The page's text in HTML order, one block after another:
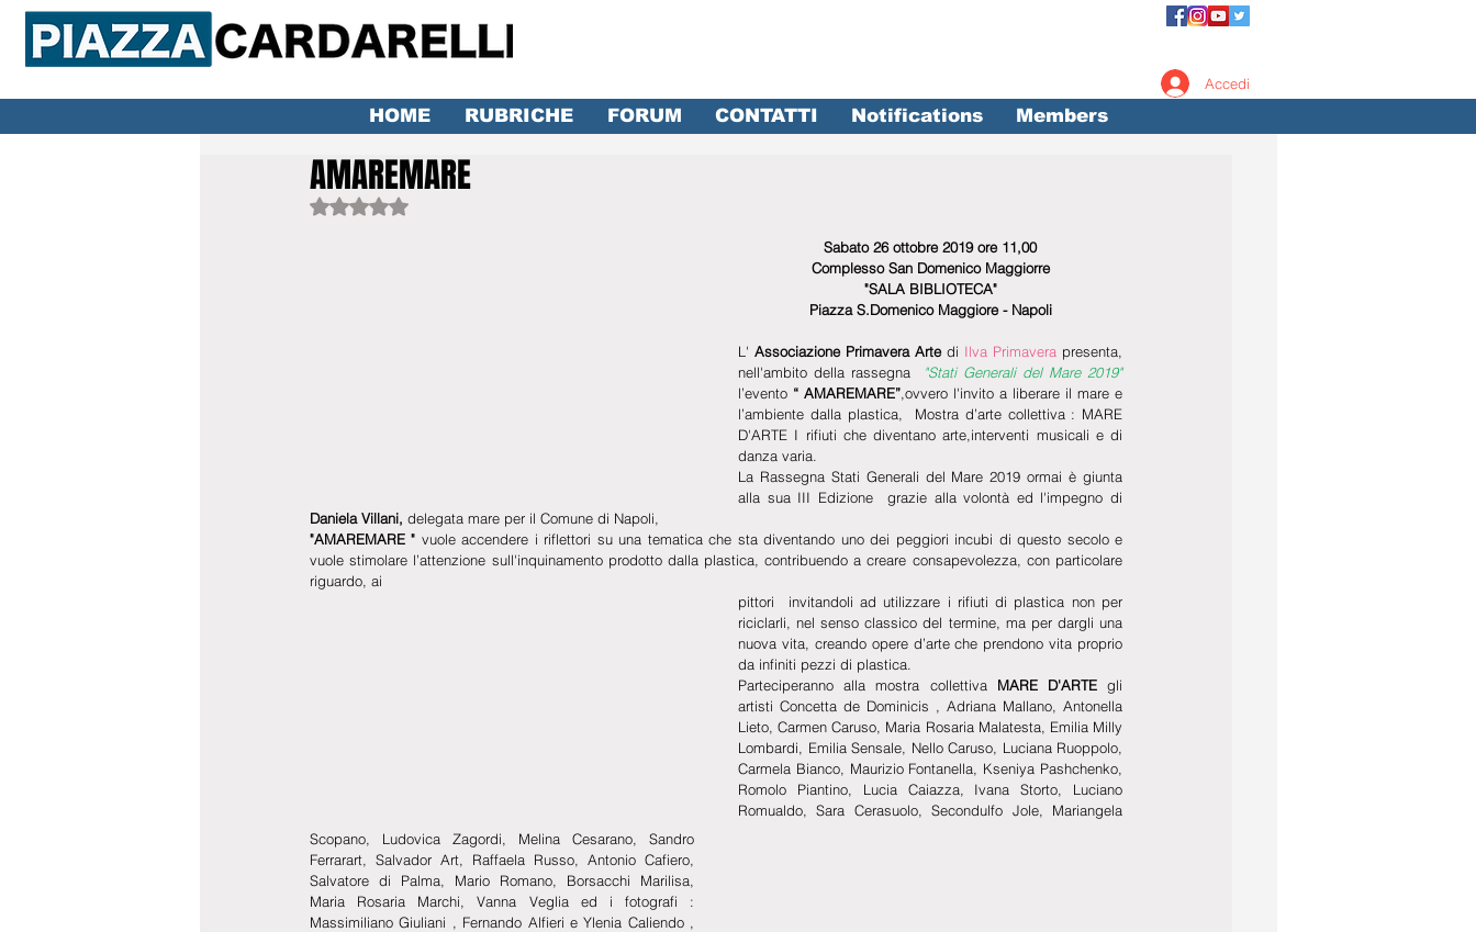
HOME RUBRICHE FORUM CONTATTI Notifications Members
Accedi
AMAREMARE
Valutazione NaN stelle su 5.
Sabato 26 ottobre 2019 ore 11,00
Complesso San Domenico Maggiorre
"SALA BIBLIOTECA"
Piazza S.Domenico Maggiore - Napoli
L' Associazione Primavera Arte di Ilva Primavera presenta,
nell'ambito della rassegna
"Stati Generali del Mare 2019"
l’evento “ AMAREMARE” ,ovvero l'invito a liberare il mare e
l’ambiente dalla plastica,  Mostra d’arte collettiva : MARE
D'ARTE I rifiuti che diventano arte,interventi musicali e di
danza varia.
La Rassegna Stati Generali del Mare 2019 ormai è giunta
Daniela Villani, delegata mare per il Comune di Napoli,
"AMAREMARE " vuole accendere i riflettori su una tematica che sta diventando uno dei peggiori incubi di questo secolo e
vuole stimolare l’attenzione sull'inquinamento prodotto dalla plastica, contribuendo a creare consapevolezza, con particolare
riguardo, ai
pittori  invitandoli ad utilizzare i rifiuti di plastica non per
riciclarli, nel senso classico del termine, ma per dargli una
nuova vita, creando opere d’arte che prendono vita proprio
da infiniti pezzi di plastica.
Parteciperanno alla mostra collettiva MARE D'ARTE gli
artisti Concetta de Dominicis , Adriana Mallano, Antonella
Lieto, Carmen Caruso, Maria Rosaria Malatesta, Emilia Milly
Lombardi, Emilia Sensale, Nello Caruso, Luciana Ruoppolo,
Carmela Bianco, Maurizio Fontanella, Kseniya Pashchenko,
Romolo Piantino, Lucia Caiazza, Ivana Storto, Luciano
Romualdo, Sara Cerasuolo, Secondulfo Jole, Mariangela
Scopano, Ludovica Zagordi, Melina Cesarano, Sandro
Ferrarart, Salvador Art, Raffaela Russo, Antonio Cafiero,
Salvatore di Palma, Mario Romano, Borsacchi Marilisa,
Maria Rosaria Marchi, Vanna Veglia ed i fotografi :
Massimiliano Giuliani , Fernando Alfieri e Ylenia Caliendo ,